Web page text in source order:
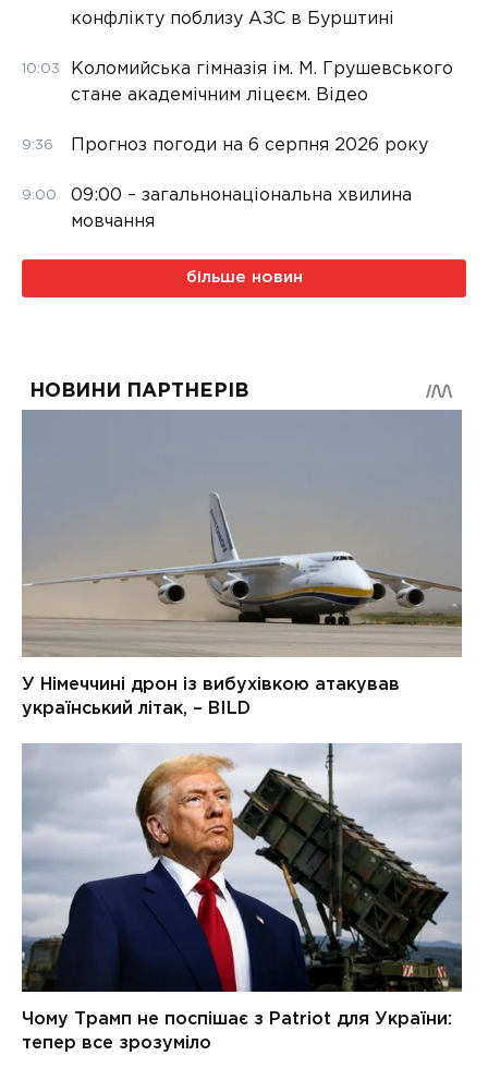
конфлікту поблизу АЗС в Бурштині
10:03
Коломийська гімназія ім. М. Грушевського
стане академічним ліцеєм. Відео
9:36 Прогноз погоди на 6 серпня 2026 року
9:00
09:00 – загальнонаціональна хвилина
мовчання
більше новин